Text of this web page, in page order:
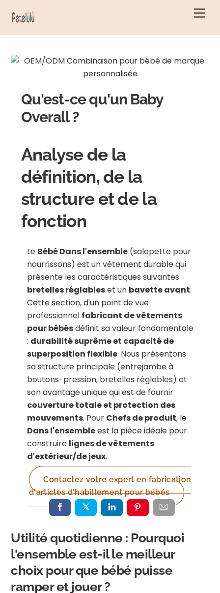
Qu'est-ce qu'un Baby
Overall ?
Analyse de la
définition, de la
structure et de la
fonction
Le Bébé Dans l'ensemble (salopette pour
nourrissons) est un vêtement durable qui
présente les caractéristiques suivantes
bretelles réglableset un bavette avant.
Cette section, d'un point de vue
professionnel fabricant de vêtements
pour bébésdéfinit sa valeur fondamentale
: durabilité suprême et capacité de
superposition flexible. Nous présentons
sa structure principale (entrejambe à
boutons-pression, bretelles réglables) et
son avantage unique qui est de fournir
couverture totale et protection des
mouvements. Pour Chefs de produit, le
Dans l'ensembleest la pièce idéale pour
construire lignes de vêtements
d'extérieur/de jeux.
Contactez votre expert en fabrication
d'articles d'habillement pour bébés
Utilité quotidienne : Pourquoi
l'ensemble est-il le meilleur
choix pour que bébé puisse
ramper et jouer ?